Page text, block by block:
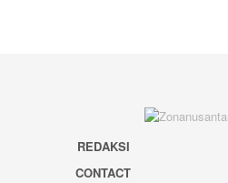
REDAKSI
CONTACT